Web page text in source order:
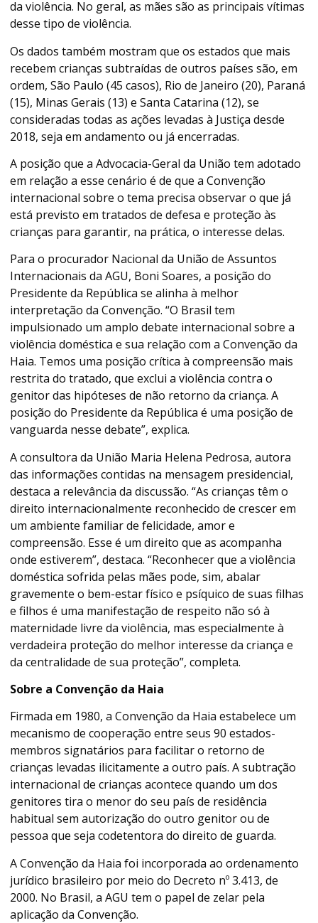
da violência. No geral, as mães são as principais vítimas
desse tipo de violência.
Os dados também mostram que os estados que mais
recebem crianças subtraídas de outros países são, em
ordem, São Paulo (45 casos), Rio de Janeiro (20), Paraná
(15), Minas Gerais (13) e Santa Catarina (12), se
consideradas todas as ações levadas à Justiça desde
2018, seja em andamento ou já encerradas.
A posição que a Advocacia-Geral da União tem adotado
em relação a esse cenário é de que a Convenção
internacional sobre o tema precisa observar o que já
está previsto em tratados de defesa e proteção às
crianças para garantir, na prática, o interesse delas.
Para o procurador Nacional da União de Assuntos
Internacionais da AGU, Boni Soares, a posição do
Presidente da República se alinha à melhor
interpretação da Convenção. “O Brasil tem
impulsionado um amplo debate internacional sobre a
violência doméstica e sua relação com a Convenção da
Haia. Temos uma posição crítica à compreensão mais
restrita do tratado, que exclui a violência contra o
genitor das hipóteses de não retorno da criança. A
posição do Presidente da República é uma posição de
vanguarda nesse debate”, explica.
A consultora da União Maria Helena Pedrosa, autora
das informações contidas na mensagem presidencial,
destaca a relevância da discussão. “As crianças têm o
direito internacionalmente reconhecido de crescer em
um ambiente familiar de felicidade, amor e
compreensão. Esse é um direito que as acompanha
onde estiverem”, destaca. “Reconhecer que a violência
doméstica sofrida pelas mães pode, sim, abalar
gravemente o bem-estar físico e psíquico de suas filhas
e filhos é uma manifestação de respeito não só à
maternidade livre da violência, mas especialmente à
verdadeira proteção do melhor interesse da criança e
da centralidade de sua proteção”, completa.
Sobre a Convenção da Haia
Firmada em 1980, a Convenção da Haia estabelece um
mecanismo de cooperação entre seus 90 estados-
membros signatários para facilitar o retorno de
crianças levadas ilicitamente a outro país. A subtração
internacional de crianças acontece quando um dos
genitores tira o menor do seu país de residência
habitual sem autorização do outro genitor ou de
pessoa que seja codetentora do direito de guarda.
A Convenção da Haia foi incorporada ao ordenamento
jurídico brasileiro por meio do Decreto nº 3.413, de
2000. No Brasil, a AGU tem o papel de zelar pela
aplicação da Convenção.